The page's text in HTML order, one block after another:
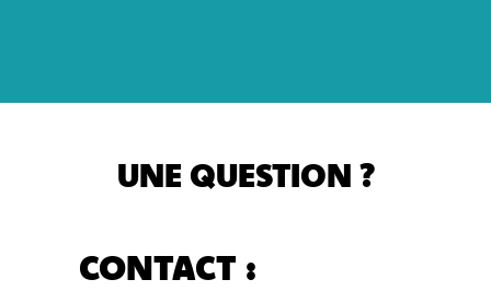
UNE QUESTION ?
CONTACT :